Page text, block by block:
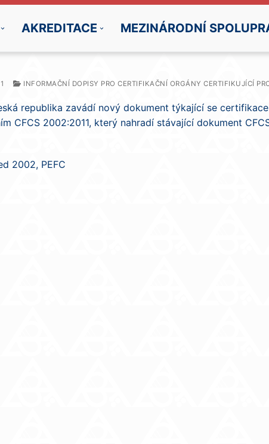
AKREDITACE MEZINÁRODNÍ
INFORMAČNÍ DOPISY PRO CERTIFIKAČNÍ ORGÁNY CERTIFIKUJÍCÍ
republika zavádí nový dokument týkající se
CFCS 2002:2011, který nahradí stávající dokument
2002, PEFC